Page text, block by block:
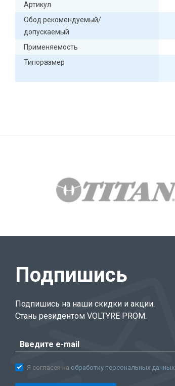
Артикул
Обод рекомендуемый/
допускаемый
Применяемость
Типоразмер
Подпишись
Подпишись на наши скидки и акции.
Стань резидентом VOLTYRE PROM.
Я согласен на обработку персональных данных